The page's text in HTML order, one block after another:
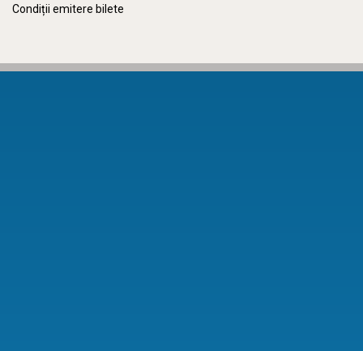
Condiții emitere bilete